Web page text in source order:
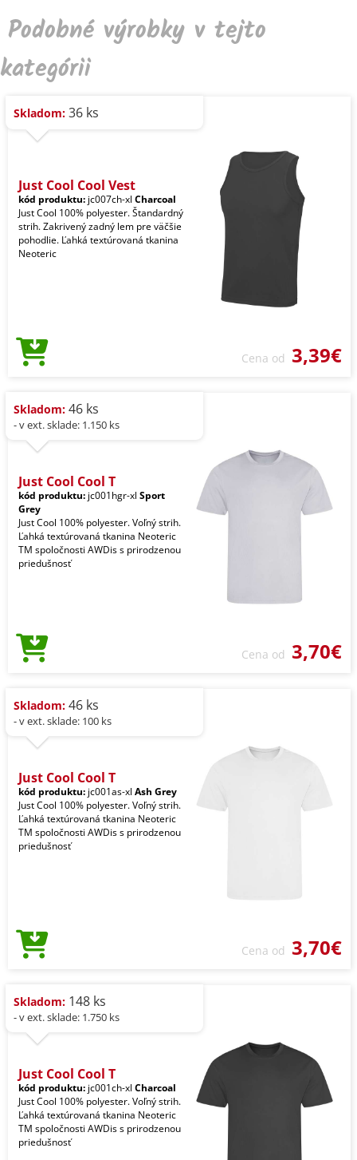
Podobné výrobky v tejto
kategórii
Skladom: 36 ks
Just Cool Cool Vest
kód produktu: jc007ch-xl Charcoal
Just Cool 100% polyester. Štandardný
strih. Zakrivený zadný lem pre väčšie
pohodlie. Ľahká textúrovaná tkanina
Neoteric
Cena od 3,39€
Skladom: 46 ks
- v ext. sklade: 1.150 ks
Just Cool Cool T
kód produktu: jc001hgr-xl Sport
Grey
Just Cool 100% polyester. Voľný strih.
Ľahká textúrovaná tkanina Neoteric
TM spoločnosti AWDis s prirodzenou
priedušnosť
Cena od 3,70€
Skladom: 46 ks
- v ext. sklade: 100 ks
Just Cool Cool T
kód produktu: jc001as-xl Ash Grey
Just Cool 100% polyester. Voľný strih.
Ľahká textúrovaná tkanina Neoteric
TM spoločnosti AWDis s prirodzenou
priedušnosť
Cena od 3,70€
Skladom: 148 ks
- v ext. sklade: 1.750 ks
Just Cool Cool T
kód produktu: jc001ch-xl Charcoal
Just Cool 100% polyester. Voľný strih.
Ľahká textúrovaná tkanina Neoteric
TM spoločnosti AWDis s prirodzenou
priedušnosť